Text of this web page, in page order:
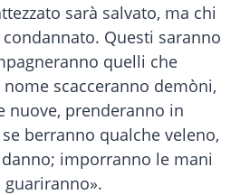
sarà salvato, ma chi
Questi saranno
quelli che
scacceranno demòni,
nuove, prenderanno in
berranno qualche veleno,
imporranno le mani